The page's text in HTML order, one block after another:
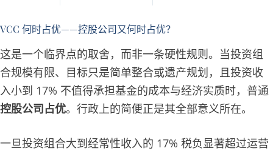
VCC 何时占优——控股公司又何时占优？
这是一个临界点的取舍，而非一条硬性规则。当投资组
合规模有限、目标只是简单整合或遗产规划，且投资收
入小到 17% 不值得承担基金的成本与经济实质时，普通
控股公司占优。行政上的简便正是其全部意义所在。
一旦投资组合大到经常性收入的 17% 税负显著超过运营